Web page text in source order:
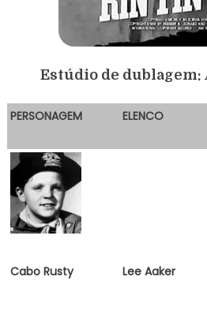
Estúdio de dublagem:
PERSONAGEM ELENCO
Cabo Rusty Lee Aaker